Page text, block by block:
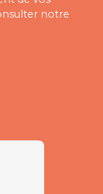
notre